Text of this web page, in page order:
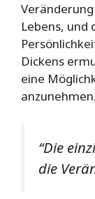
Lebens, und
Dickens
eine
anzunehmen.
“Die
die